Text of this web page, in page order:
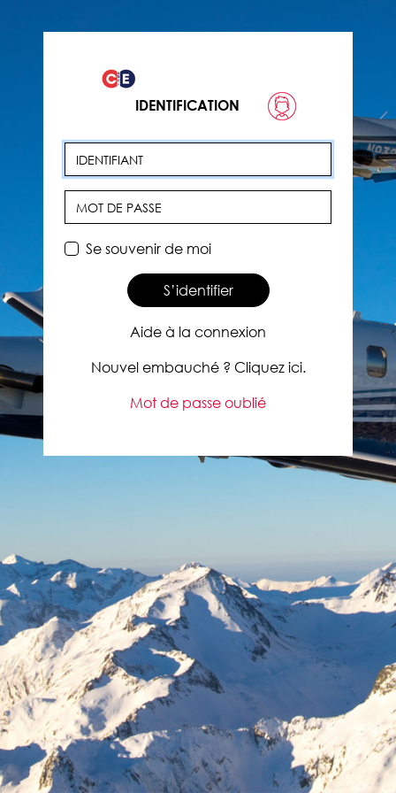
IDENTIFICATION
Identifiant
Se souvenir de moi
S’identifier
Aide à la connexion
Nouvel embauché ? Cliquez ici.
Mot de passe oublié